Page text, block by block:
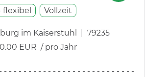
flexibel Vollzeit
im Kaiserstuhl
79235
EUR / pro Jahr